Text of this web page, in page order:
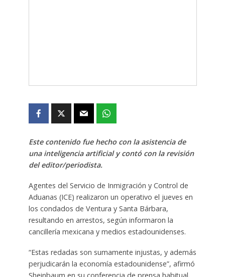
Este contenido fue hecho con la asistencia de
una inteligencia artificial y contó con la revisión
del editor/periodista.
Agentes del Servicio de Inmigración y Control de
Aduanas (ICE) realizaron un operativo el jueves en
los condados de Ventura y Santa Bárbara,
resultando en arrestos, según informaron la
cancillería mexicana y medios estadounidenses.
“Estas redadas son sumamente injustas, y además
perjudicarán la economía estadounidense”, afirmó
Sheinbaum en su conferencia de prensa habitual.